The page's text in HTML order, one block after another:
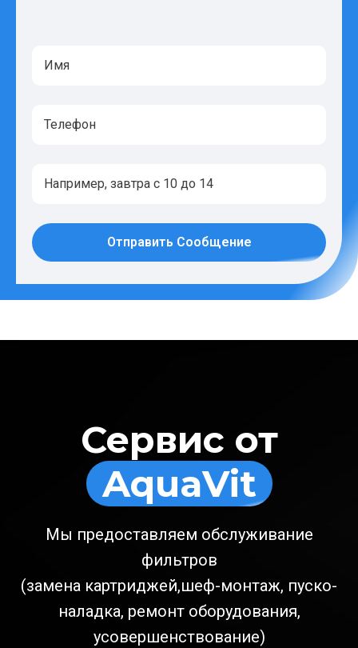
Отправить Сообщение
Сервис от
AquaVit
Мы предоставляем обслуживание
фильтров
(замена картриджей,шеф-монтаж, пуско-
наладка, ремонт оборудования,
усовершенствование)